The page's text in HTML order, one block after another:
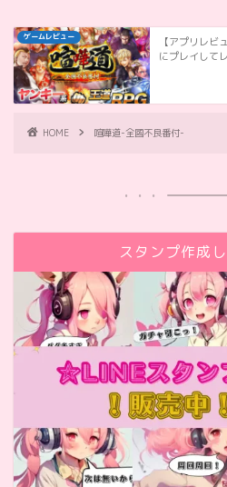
ゲームレビュー
【アプリレ
にプレイして
HOME 喧嘩道-全國不良番付-
スタンプ作成